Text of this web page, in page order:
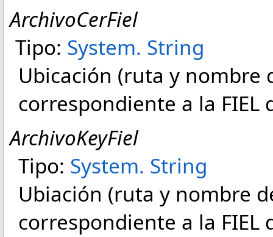
ArchivoCerFiel
Tipo: System. String
Ubicación (ruta y nombre
correspondiente a la FIEL
ArchivoKeyFiel
Tipo: System. String
Ubiación (ruta y nombre
correspondiente a la FIEL